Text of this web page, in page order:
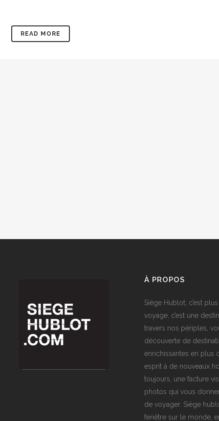
READ MORE
À PROPOS
Siège Hublot, c’est
voyage, c’est une
travers nos périples,
découverte de
enrichissantes en plus
esprit à de nouveaux
toujours, une facture
photos qui vous
de voyager. Siège
fenêtre sur le monde,